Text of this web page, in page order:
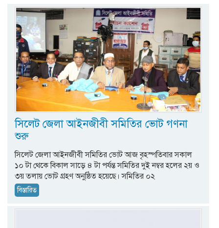
সিলেট জেলা আইনজীবী সমিতির ভোট গণনা
শুরু
সিলেট জেলা আইনজীবী সমিতির ভোট আজ বৃহস্পতিবার সকাল
১০ টা থেকে বিকাল সাড়ে ৪ টা পর্যন্ত সমিতির দুই নম্বর হলের ২য় ও
৩য় তলায় ভোট গ্রহণ অনুষ্ঠিত হয়েছে। সমিতির ০২
বিস্তারিত